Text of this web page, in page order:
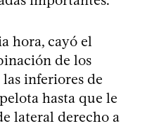
hora, cayó el
de los
inferiores de
hasta que le
lateral derecho a